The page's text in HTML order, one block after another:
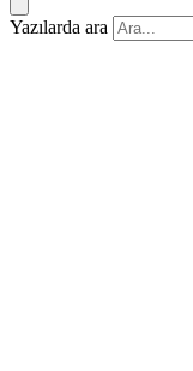
Yazılarda ara